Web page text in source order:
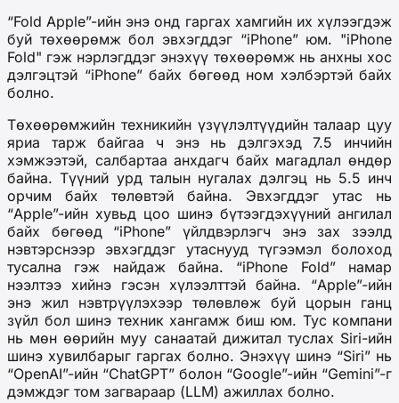
“Fold Apple”-ийн энэ онд гаргах хамгийн их хүлээгдэж
буй төхөөрөмж бол эвхэгддэг “iPhone”юм. "iPhone
Fold" гэж нэрлэгддэг энэхүү төхөөрөмж нь анхны хос
дэлгэцтэй “iPhone”байх бөгөөд ном хэлбэртэй байх
болно.
Төхөөрөмжийн техникийн үзүүлэлтүүдийн талаар цуу
яриа тарж байгаа ч энэ нь дэлгэхэд7.5 инчийн
хэмжээтэй, салбартаа анхдагч байх магадлал өндөр
байна. Түүний урд талын нугалах дэлгэц нь 5.5 инч
орчим байх төлөвтэй байна. Эвхэгддэг утас нь
“Apple”-ийн хувьд цоо шинэ бүтээгдэхүүний ангилал
байх бөгөөд “iPhone”үйлдвэрлэгч энэ зах зээлд
нэвтэрснээр эвхэгддэг утаснууд түгээмэл болоход
тусална гэж найдаж байна. “iPhone Fold”намар
нээлтээ хийнэ гэсэн хүлээлттэй байна. “Apple”-ийн
энэ жил нэвтрүүлэхээр төлөвлөж буй цорын ганц
зүйл бол шинэ техник хангамж биш юм. Тус компани
нь мөн өөрийн муу санаатай дижитал туслах Siri-ийн
шинэ хувилбарыг гаргах болно. Энэхүү шинэ “Siri” нь
“OpenAI”-ийн “ChatGPT” болон “Google”-ийн “Gemini”-г
дэмждэг том загвараар (LLM) ажиллах болно.